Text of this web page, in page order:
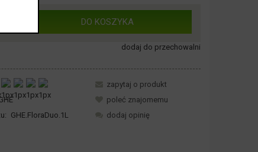
DO KOSZYKA
dodaj do przechowalni
GHE.FloraDuo.1L
zapytaj o produkt
poleć znajomemu
dodaj opinię